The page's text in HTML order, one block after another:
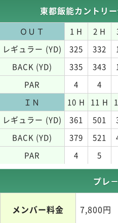
東都飯能カントリ
ＯＵＴ 1 H 2 H
レギュラー (YD)
325 332
BACK (YD)
335 343
PAR
4 4
ＩＮ
10 H 11 H
レギュラー (YD)
361 501
BACK (YD)
379 521
PAR
4 5
プレ
メンバー料金 7,800円